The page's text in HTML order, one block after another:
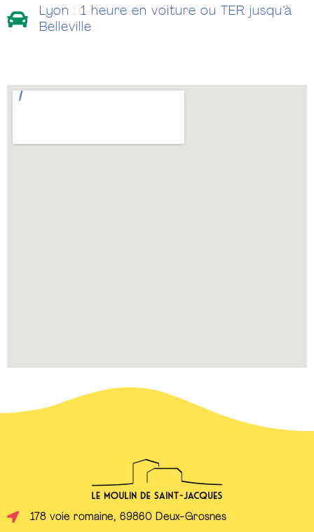
Lyon : 1 heure en voiture ou TER jusqu’à
Belleville
178 voie romaine, 69860 Deux-Grosnes